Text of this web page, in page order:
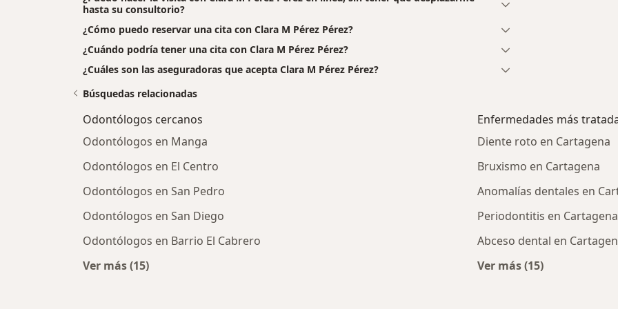
hasta su consultorio?
¿Cómo puedo reservar una cita con Clara M Pérez Pérez?
¿Cuándo podría tener una cita con Clara M Pérez Pérez?
¿Cuáles son las aseguradoras que acepta Clara M Pérez Pérez?
Búsquedas relacionadas
Odontólogos cercanos
Odontólogos en Manga
Odontólogos en El Centro
Odontólogos en San Pedro
Odontólogos en San Diego
Odontólogos en Barrio El Cabrero
Ver más (15)
Enfermedades más
Diente roto en Cartagena
Bruxismo en Cartagena
Anomalías dentales en
Periodontitis en Cartagena
Abceso dental en
Ver más (15)